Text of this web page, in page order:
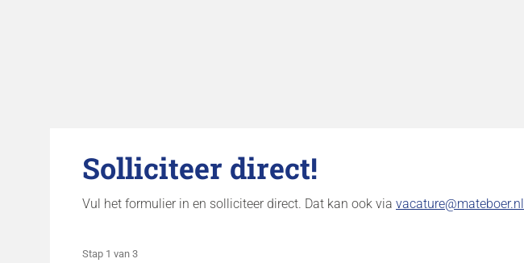
Solliciteer direct!
Vul het formulier in en solliciteer direct. Dat kan ook via vacature@mateboer.nl
Stap 1 van 3